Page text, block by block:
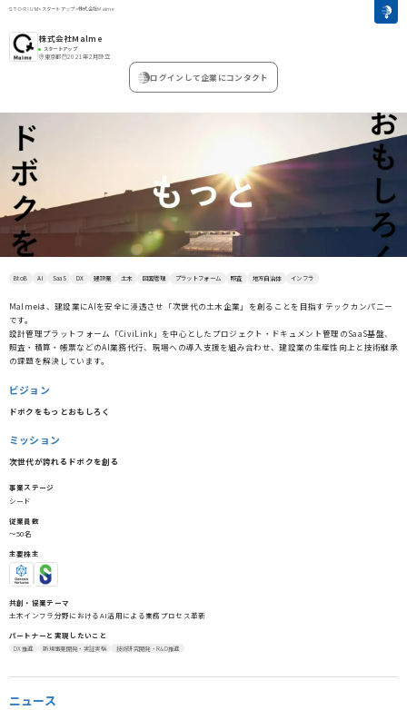
> スタートアップ>株式会社Malme
株式会社Malme
スタートアップ
東京都 2021年2月設立
ログインして企業にコンタクト
BtoB AI SaaS DX 建設業 土木 図面管理 プラットフォーム 照査 地方自治体 インフラ
Malmeは、建設業にAIを安全に浸透させ「次世代の土木企業」を創ることを目指すテックカンパニー
です。
設計管理プラットフォーム「CiviLink」を中心としたプロジェクト・ドキュメント管理のSaaS基盤、
照査・積算・帳票などのAI業務代行、現場への導入支援を組み合わせ、建設業の生産性向上と技術継承
の課題を解決しています。
ビジョン
ドボクをもっとおもしろく
ミッション
次世代が誇れるドボクを創る
事業ステージ
シード
従業員数
〜50名
主要株主
共創・協業テーマ
土木インフラ分野におけるAI活用による業務プロセス革新
パートナーと実現したいこと
DX推進 新規事業開発・実証実験 技術研究開発・R&D推進
ニュース